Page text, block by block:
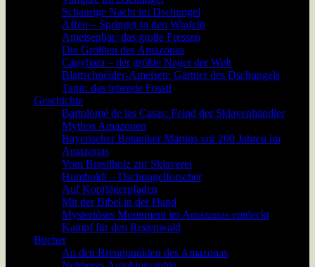
Schaurige Nacht im Dschungel
Affen – Springer in den Wipfeln
Ameisenbär: das große Fressen
Die Größten des Amazonas
Capybara – der größte Nager der Welt
Blattschneider-Ameisen: Gärtner des Dschungels
Tapir: das lebende Fossil
Geschichte
Bartolomé de las Casas: Feind der Sklavenhändler
Mythos Amazonen
Bayerischer Botaniker Martius vor 200 Jahren im
Amazonas
Vom Brasilholz zur Sklaverei
Humboldt – Dschungelforscher
Auf Kopfjägerpfaden
Mit der Bibel in der Hand
Mysteriöses Monument im Amazonas entdeckt
Kampf für den Regenwald
Bücher
An den Brennpunkten des Amazonas